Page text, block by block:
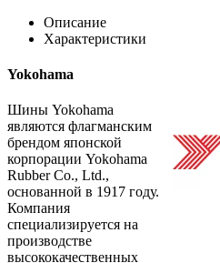
Описание
Характеристики
Yokohama
Шины Yokohama
являются флагманским
брендом японской
корпорации Yokohama
Rubber Co., Ltd.,
основанной в 1917 году.
Компания
специализируется на
производстве
высококачественных